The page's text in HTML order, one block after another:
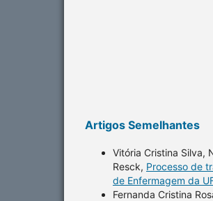
Artigos Semelhantes
Vitória Cristina Silva,
Resck, Processo de
de Enfermagem da
Fernanda Cristina